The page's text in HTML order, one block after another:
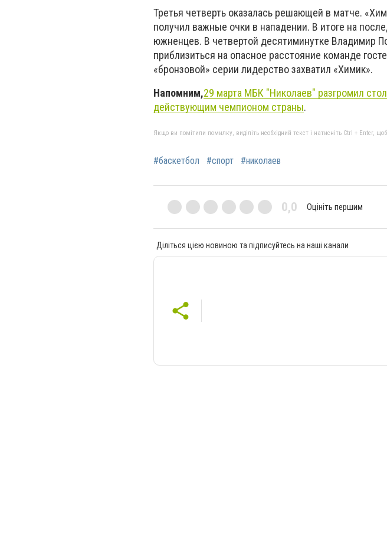
Третья четверть оказалась решающей в матче.
получил важные очки в нападении. В итоге на
южненцев. В четвертой десятиминутке Владимир
приблизиться на опасное расстояние команде
«бронзовой» серии лидерство захватил «Химик».
Напомним,29 марта МБК "Николаев" разгромил
действующим чемпионом страны.
Якщо ви помітили помилку, виділіть необхідний текст і натисніть Ctrl + Enter,
#баскетбол #спорт #николаев
0,0 Оцініть першим
Діліться цією новиною та підписуйтесь на наші канали